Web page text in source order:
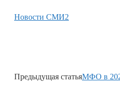
Новости СМИ2
Предыдущая статьяМФО в